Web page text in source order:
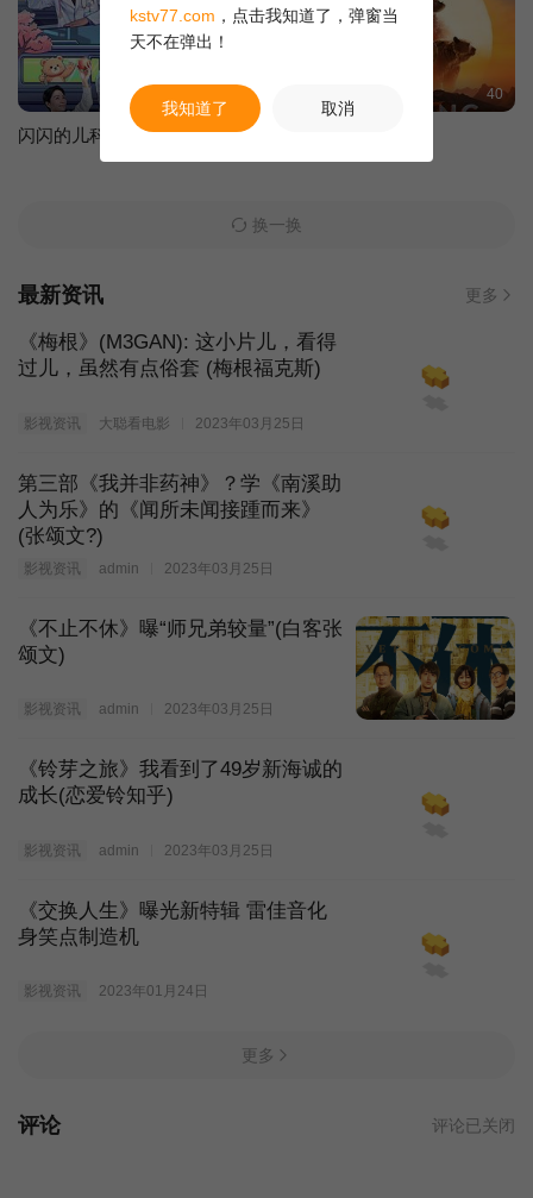
闪闪的儿科医生第四季
40
换一换
最新资讯 更多
《梅根》(M3GAN): 这小片儿，看得
过儿，虽然有点俗套 (梅根福克斯)
影视资讯 大聪看电影 2023年03月25日
第三部《我并非药神》？学《南溪助
人为乐》的《闻所未闻接踵而来》
(张颂文?)
影视资讯 admin 2023年03月25日
《不止不休》曝“师兄弟较量”(白客张
颂文)
影视资讯 admin 2023年03月25日
《铃芽之旅》我看到了49岁新海诚的
成长(恋爱铃知乎)
影视资讯 admin 2023年03月25日
《交换人生》曝光新特辑 雷佳音化
身笑点制造机
影视资讯 2023年01月24日
更多
评论 评论已关闭
kstv77.com ，点击我知道了，弹窗当
天不在弹出！
我知道了 取消